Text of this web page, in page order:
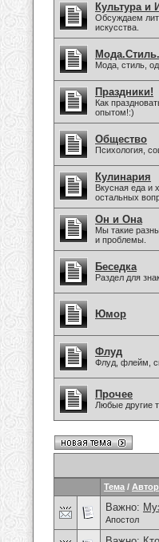
Культура и
Обсуждаем
искусства.
Мода, стиль,
Праздники!
Как
опытом!:)
Общество
Психология,
Кулинария
Вкусная еда и
остальных
Он и Она
Мы такие
и проблемы.
Беседка
Раздел для
Юмор
Флуд
Флуд, флейм,
Прочее
Любые другие
Тема / Автор
Важно:
Апостол